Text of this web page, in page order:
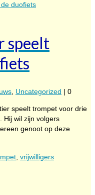
speelt
, Uncategorized | 0
speelt trompet voor drie
Hij wil zijn volgers
genoot op deze
, vrijwilligers